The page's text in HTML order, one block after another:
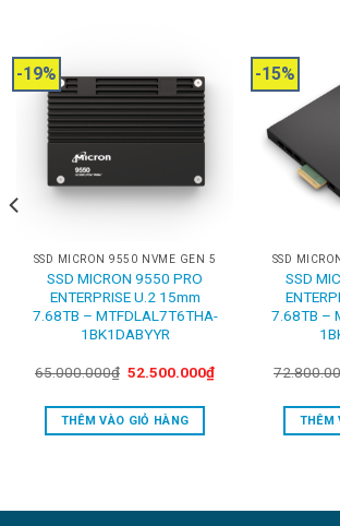
-19%
SSD MICRON 9550 NVME GEN 5
SSD MICRON 9550 PRO
ENTERPRISE U.2 15mm
7.68TB – MTFDLAL7T6THA-
1BK1DABYYR
65.000.000₫ Original
65.000.000₫.
52.500.000₫Current
52.500.000₫.
THÊM VÀO GIỎ HÀNG
-15%
SSD
SSD
7.68TB –
THÊM